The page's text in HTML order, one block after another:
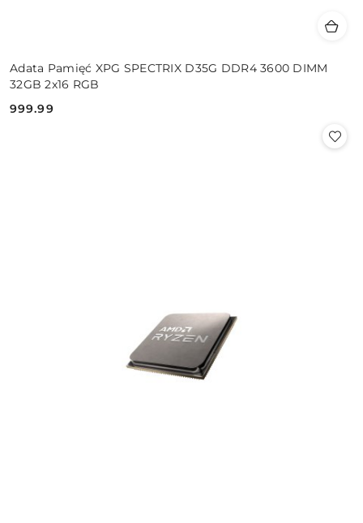
Adata Pamięć XPG SPECTRIX D35G DDR4 3600 DIMM
32GB 2x16 RGB
Cena:
999.99